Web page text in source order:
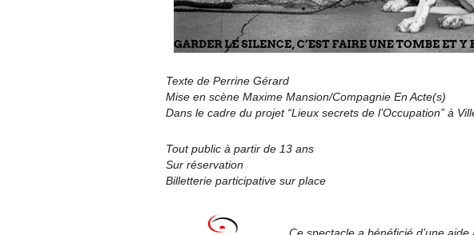
Texte de Perrine Gérard
Mise en scène Maxime Mansion/Compagnie En Acte(s)
Dans le cadre du projet “Lieux secrets de l’Occupation” à
Tout public à partir de 13 ans
Sur réservation
Billetterie participative sur place